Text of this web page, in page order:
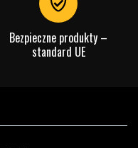
Bezpieczne produkty –
standard UE